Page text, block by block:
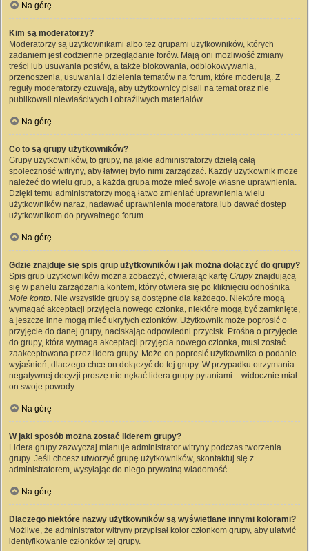
Na górę
Kim są moderatorzy?
Moderatorzy są użytkownikami albo też grupami użytkowników, których
zadaniem jest codzienne przeglądanie forów. Mają oni możliwość zmiany
treści lub usuwania postów, a także blokowania, odblokowywania,
przenoszenia, usuwania i dzielenia tematów na forum, które moderują. Z
reguły moderatorzy czuwają, aby użytkownicy pisali na temat oraz nie
publikowali niewłaściwych i obraźliwych materiałów.
Na górę
Co to są grupy użytkowników?
Grupy użytkowników, to grupy, na jakie administratorzy dzielą całą
społeczność witryny, aby łatwiej było nimi zarządzać. Każdy użytkownik może
należeć do wielu grup, a każda grupa może mieć swoje własne uprawnienia.
Dzięki temu administratorzy mogą łatwo zmieniać uprawnienia wielu
użytkowników naraz, nadawać uprawnienia moderatora lub dawać dostęp
użytkownikom do prywatnego forum.
Na górę
Gdzie znajduje się spis grup użytkowników i jak można dołączyć do grupy?
Spis grup użytkowników można zobaczyć, otwierając kartę Grupyznajdującą
się w panelu zarządzania kontem, który otwiera się po kliknięciu odnośnika
Moje konto. Nie wszystkie grupy są dostępne dla każdego. Niektóre mogą
wymagać akceptacji przyjęcia nowego członka, niektóre mogą być zamknięte,
a jeszcze inne mogą mieć ukrytych członków. Użytkownik może poprosić o
przyjęcie do danej grupy, naciskając odpowiedni przycisk. Prośba o przyjęcie
do grupy, która wymaga akceptacji przyjęcia nowego członka, musi zostać
zaakceptowana przez lidera grupy. Może on poprosić użytkownika o podanie
wyjaśnień, dlaczego chce on dołączyć do tej grupy. W przypadku otrzymania
negatywnej decyzji proszę nie nękać lidera grupy pytaniami – widocznie miał
on swoje powody.
Na górę
W jaki sposób można zostać liderem grupy?
Lidera grupy zazwyczaj mianuje administrator witryny podczas tworzenia
grupy. Jeśli chcesz utworzyć grupę użytkowników, skontaktuj się z
administratorem, wysyłając do niego prywatną wiadomość.
Na górę
Dlaczego niektóre nazwy użytkowników są wyświetlane innymi kolorami?
Możliwe, że administrator witryny przypisał kolor członkom grupy, aby ułatwić
identyfikowanie członków tej grupy.